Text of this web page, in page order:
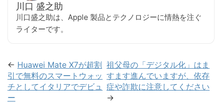
川口 盛之助
川口盛之助は、Apple 製品とテクノロジーに情熱を注ぐ
ライターです。
← Huawei Mate X7が超割
引で無料のスマートウォッ
チとしてイタリアでデビュ
ー
祖父母の「デジタル化」はま
すます進んでいますが、依存
症や詐欺に注意してください
→